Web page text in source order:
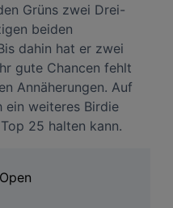
Grüns zwei Drei-
beiden
dahin hat er zwei
gute Chancen fehlt
Annäherungen. Auf
ein weiteres Birdie
25 halten kann.